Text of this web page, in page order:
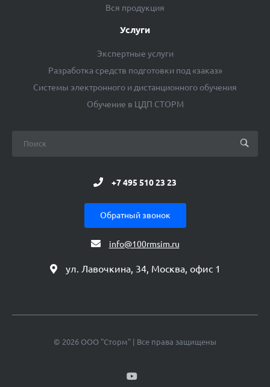
Вся продукция
Услуги
Экспертные услуги
Разработка средств подготовки под «заказ»
Системы электронного и дистанционного обучения
Обучение в ЦДП СТОРМ
+7 495 510 23 23
Обратный звонок
info@100rmsim.ru
ул. Лавочкина, 34, Москва, офис 1
© 2026 ООО "Сторм" | Все права защищены